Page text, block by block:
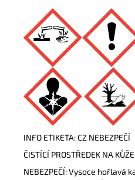
INFO ETIKETA: CZ NEBEZPEČÍ
ČISTÍCÍ PROSTŘEDEK NA KŮŽE
NEBEZPEČÍ: Vysoce hořlavá